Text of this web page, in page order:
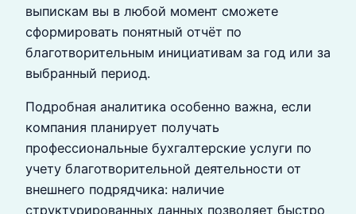
выпискам вы в любой момент сможете
сформировать понятный отчёт по
благотворительным инициативам за год или за
выбранный период.
Подробная аналитика особенно важна, если
компания планирует получать
профессиональные бухгалтерские услуги по
учету благотворительной деятельности от
внешнего подрядчика: наличие
структурированных данных позволяет быстро